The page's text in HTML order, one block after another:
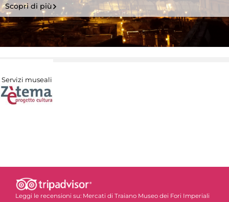
Scopri di più
Servizi museali
Leggi le recensioni su: Mercati di Traiano Museo dei Fori Imperiali